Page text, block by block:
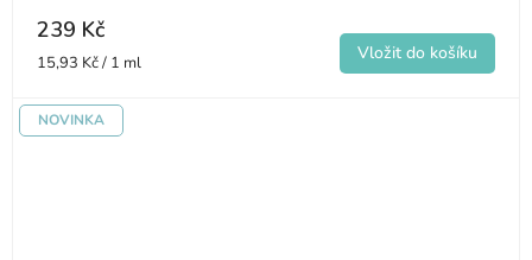
239 Kč
Měrná
15,93 Kč / 1 ml
NOVINKA